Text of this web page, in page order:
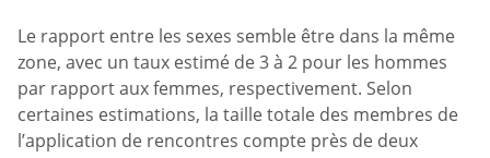
Le rapport entre les sexes semble être dans la même
zone, avec un taux estimé de 3 à 2 pour les hommes
par rapport aux femmes, respectivement. Selon
certaines estimations, la taille totale des membres de
l’application de rencontres compte près de deux